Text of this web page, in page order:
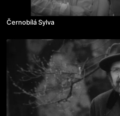
Černobílá Sylva